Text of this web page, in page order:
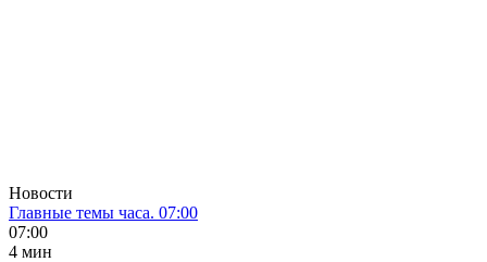
Новости
Главные темы часа. 07:00
07:00
4 мин